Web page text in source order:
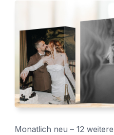
Monatlich neu – 12